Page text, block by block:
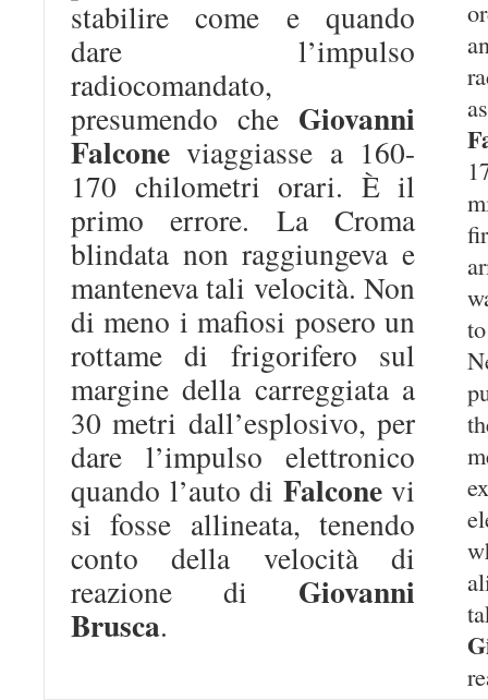
stabilire come e quando
dare l’impulso
radiocomandato,
presumendo che Giovanni
Falconeviaggiasse a 160-
170 chilometri orari. È il
primo errore. La Croma
blindata non raggiungeva e
manteneva tali velocità. Non
di meno i mafiosi posero un
rottame di frigorifero sul
margine della carreggiata a
30 metri dall’esplosivo, per
dare l’impulso elettronico
quando l’auto di Falcone vi
si fosse allineata, tenendo
conto della velocità di
reazione di Giovanni
Brusca.